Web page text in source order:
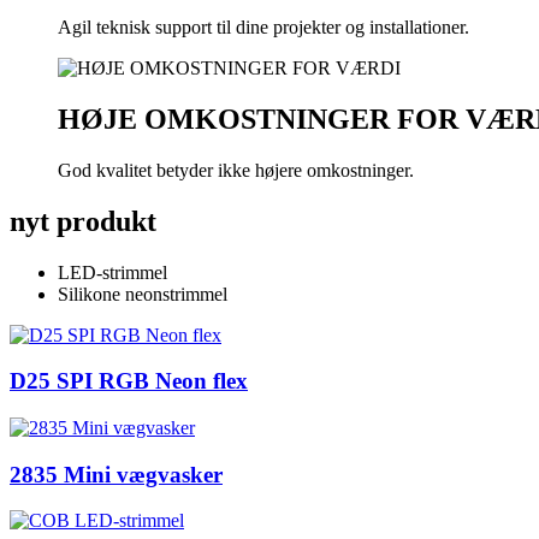
Agil teknisk support til dine projekter og installationer.
HØJE OMKOSTNINGER FOR
God kvalitet betyder ikke højere omkostninger.
nyt produkt
LED-strimmel
Silikone neonstrimmel
D25 SPI RGB Neon flex
2835 Mini vægvasker